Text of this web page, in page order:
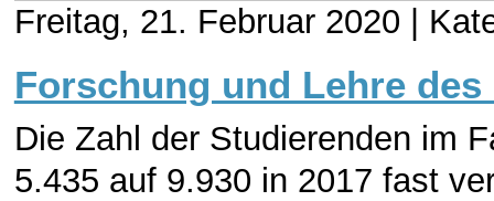
Freitag, 21. Februar 2020 |
Forschung und Lehre
Die Zahl der Studierenden im
5.435 auf 9.930 in 2017 fast